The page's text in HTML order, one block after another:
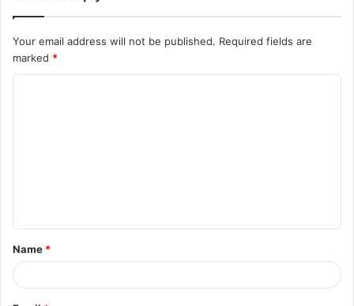
Temuan Vaksin oleh Ilmuan Islam